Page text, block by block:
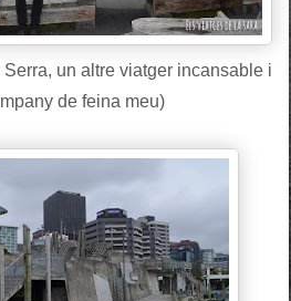
un altre viatger incansable i
de feina meu)